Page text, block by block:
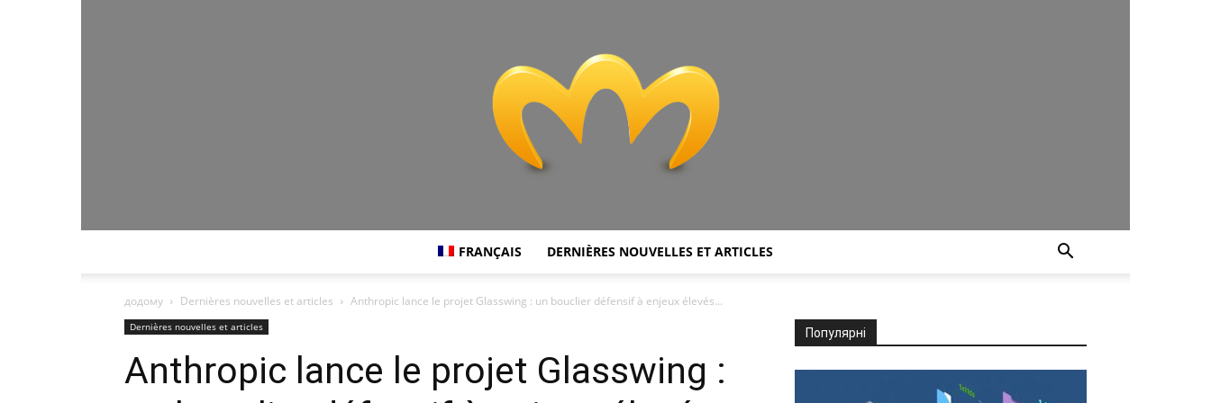
FRANÇAIS DERNIÈRES NOUVELLES ET ARTICLES
додому Dernières nouvelles et articles Anthropic lance le projet Glasswing : un bouclier défensif à enjeux élevés...
Dernières nouvelles et articles
Anthropic lance le projet Glasswing :
Популярні